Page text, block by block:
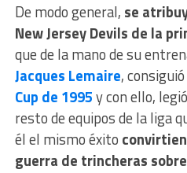
De modo general, se
New Jersey Devils de la
que de la mano de su
Jacques Lemaire,
Cup de 1995y con ello,
resto de equipos de la liga
él el mismo éxito
guerra de trincheras